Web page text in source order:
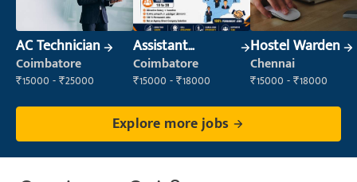
AC Technician
Coimbatore
₹15000 - ₹25000
Assistant
Manager
Coimbatore
₹15000 - ₹18000
Hostel Warden
Chennai
₹15000 - ₹18000
Explore more jobs